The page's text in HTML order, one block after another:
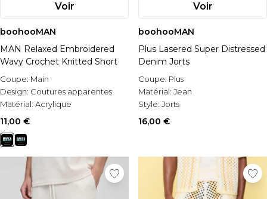
Voir
boohooMAN
MAN Relaxed Embroidered
Wavy Crochet Knitted Short
Coupe: Main
Design: Coutures apparentes
Matérial: Acrylique
11,00 €
Voir
boohooMAN
Plus Lasered Super Distressed
Denim Jorts
Coupe: Plus
Matérial: Jean
Style: Jorts
16,00 €